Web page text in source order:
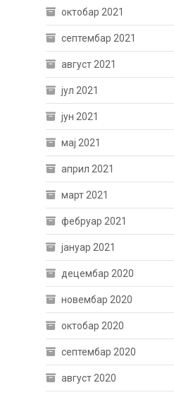
октобар 2021
септембар 2021
август 2021
јул 2021
јун 2021
мај 2021
април 2021
март 2021
фебруар 2021
јануар 2021
децембар 2020
новембар 2020
октобар 2020
септембар 2020
август 2020